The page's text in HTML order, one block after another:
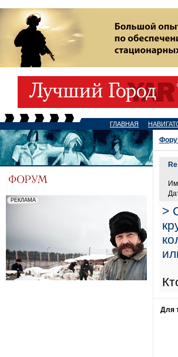
ГЛАВНАЯ
>
Для